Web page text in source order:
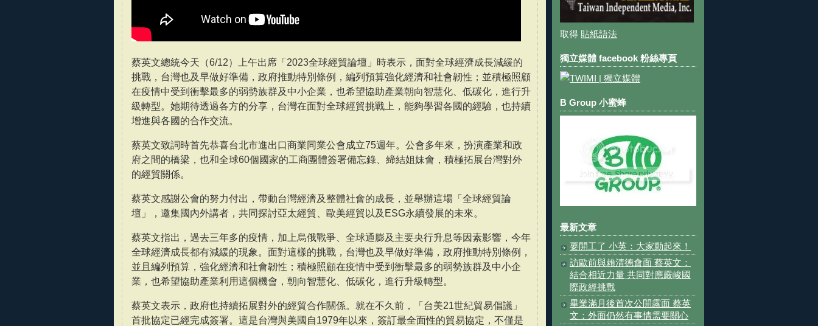
蔡英文總統今天（6/12）上午出席「2023全球經貿論壇」時表示，面對全球經濟成長減緩的
挑戰，台灣也及早做好準備，政府推動特別條例，編列預算強化經濟和社會韌性；並積極照顧
在疫情中受到衝擊最多的弱勢族群及中小企業，也希望協助產業朝向智慧化、低碳化，進行升
級轉型。她期待透過各方的分享，台灣在面對全球經貿挑戰上，能夠學習各國的經驗，也持續
增進與各國的合作交流。
蔡英文致詞時首先恭喜台北市進出口商業同業公會成立75週年。公會多年來，扮演產業和政
府之間的橋梁，也和全球60個國家的工商團體簽署備忘錄、締結姐妹會，積極拓展台灣對外
的經貿關係。
蔡英文感謝公會的努力付出，帶動台灣經濟及整體社會的成長，並舉辦這場「全球經貿論
壇」，邀集國內外講者，共同探討亞太經貿、歐美經貿以及ESG永續發展的未來。
蔡英文指出，過去三年多的疫情，加上烏俄戰爭、全球通膨及主要央行升息等因素影響，今年
全球經濟成長都有減緩的現象。面對這樣的挑戰，台灣也及早做好準備，政府推動特別條例，
並且編列預算，強化經濟和社會韌性；積極照顧在疫情中受到衝擊最多的弱勢族群及中小企
業，也希望協助產業利用這個機會，朝向智慧化、低碳化，進行升級轉型。
蔡英文表示，政府也持續拓展對外的經貿合作關係。就在不久前，「台美21世紀貿易倡議」
首批協定已經完成簽署。這是台灣與美國自1979年以來，簽訂最全面性的貿易協定，不僅是
取得 貼紙語法
獨立媒體 facebook 粉絲專頁
B Group 小蜜蜂
最新文章
要開工了 小英：大家動起來！
訪歐前與賴清德會面 蔡英文：
結合相近力量 共同對應嚴峻國
際政經挑戰
畢業滿月後首次公開露面 蔡英
文：外面仍然有事情需要關心